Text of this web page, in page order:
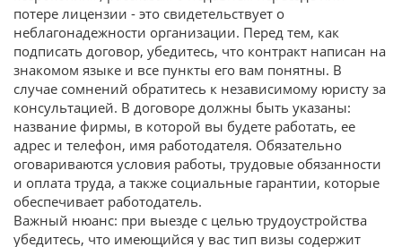
потере лицензии - это свидетельствует о
неблагонадежности организации. Перед тем, как
подписать договор, убедитесь, что контракт написан на
знакомом языке и все пункты его вам понятны. В
случае сомнений обратитесь к независимому юристу за
консультацией. В договоре должны быть указаны:
название фирмы, в которой вы будете работать, ее
адрес и телефон, имя работодателя. Обязательно
оговариваются условия работы, трудовые обязанности
и оплата труда, а также социальные гарантии, которые
обеспечивает работодатель.
Важный нюанс: при выезде с целью трудоустройства
убедитесь, что имеющийся у вас тип визы содержит